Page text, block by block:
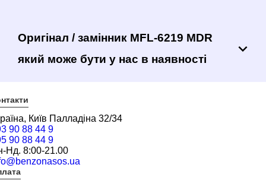
Оригінал / замінник MFL-6219 MDR
який може бути у нас в наявності
Київ Палладіна 32/34
90 88 44 9
90 88 44 9
Нд. 8:00-21.00